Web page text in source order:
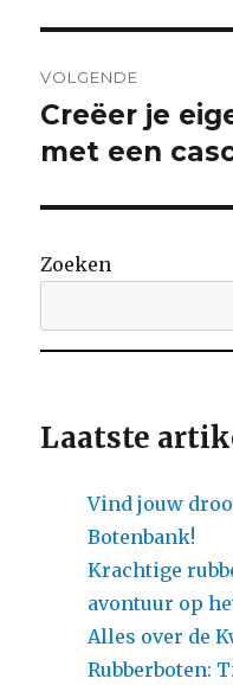
VOLGENDE
Volgende
bericht:
Creëer je
met een
Zoeken
Laatste
Vind jouw
Botenbank!
Krachtige
avontuur op
Alles over de
Rubberboten: